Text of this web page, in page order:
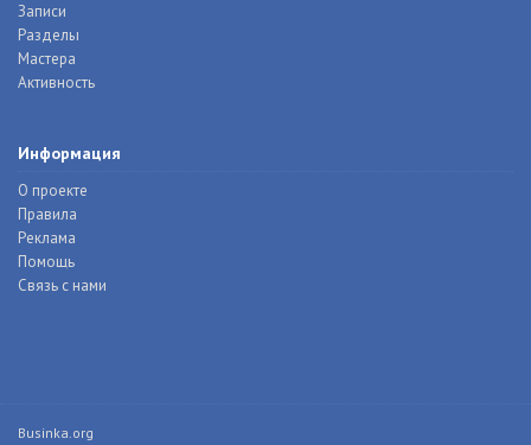
Записи
Разделы
Мастера
Активность
Информация
О проекте
Правила
Реклама
Помощь
Связь с нами
Businka.org